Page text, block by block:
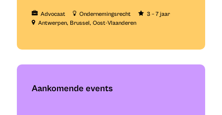
Advocaat Ondernemingsrecht
3 – 7 jaar
Antwerpen Brussel Oost-Vlaanderen
Aankomende events